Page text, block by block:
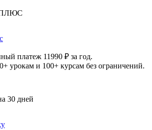
ПЛЮС
платеж 11990 ₽ за год.
урокам и 100+ курсам без ограничений.
30 дней